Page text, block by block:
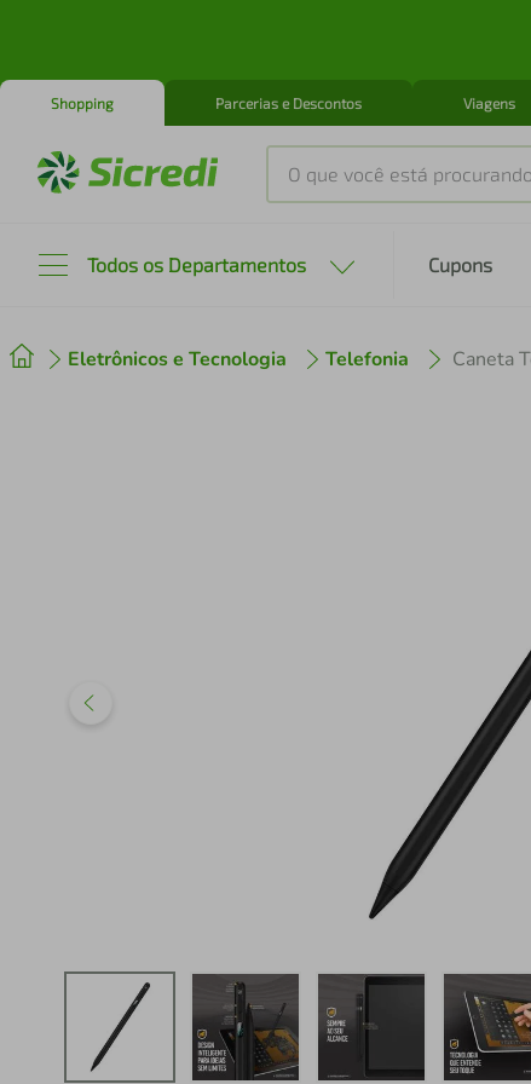
Shopping Parcerias e Descontos Viagens
O que você está procurando?
Todos os Departamentos Cupons
Eletrônicos e Tecnologia Telefonia
2º cafeteira